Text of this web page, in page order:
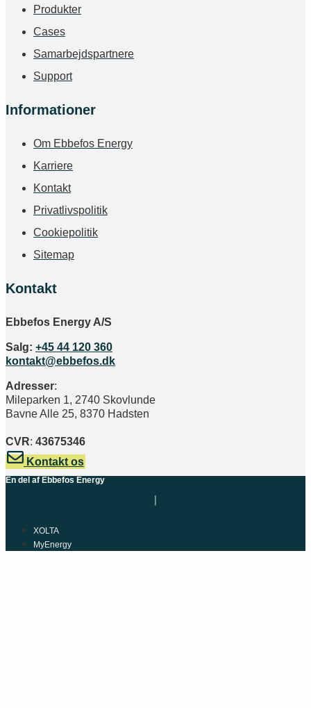
Produkter
Cases
Samarbejdspartnere
Support
Informationer
Om Ebbefos Energy
Karriere
Kontakt
Privatlivspolitik
Cookiepolitik
Sitemap
Kontakt
Ebbefos Energy A/S
Salg: +45 44 120 360
kontakt@ebbefos.dk
Adresser:
Mileparken 1, 2740 Skovlunde
Bavne Alle 25, 8370 Hadsten
CVR: 43675346
Kontakt os
En del af Ebbefos Energy
XOLTA
MyEnergy